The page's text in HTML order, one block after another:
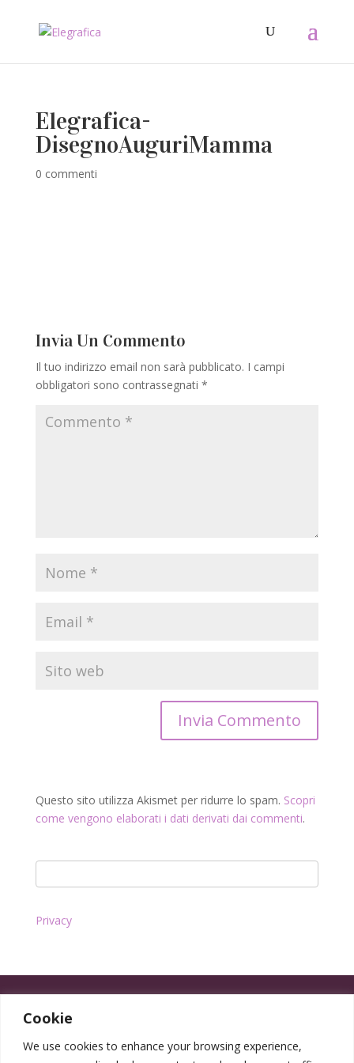
Cookie
We use cookies to enhance your browsing experience,
Elegrafica-
DisegnoAuguriMamma
0 commenti
Invia Un Commento
Il tuo indirizzo email non sarà pubblicato. I campi
obbligatori sono contrassegnati *
Questo sito utilizza Akismet per ridurre lo spam. Scopri
come vengono elaborati i dati derivati dai commenti.
Privacy